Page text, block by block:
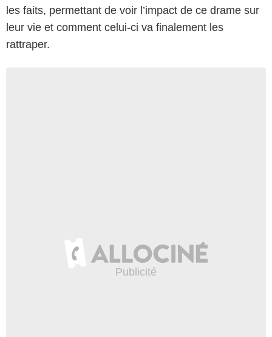
les faits, permettant de voir l’impact de ce drame sur
leur vie et comment celui-ci va finalement les
rattraper.